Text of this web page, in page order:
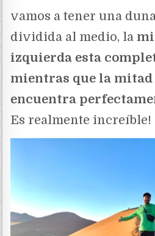
vamos a tener una
dividida al medio, la
izquierda esta
mientras que la mitad
encuentra
Es realmente increíble!